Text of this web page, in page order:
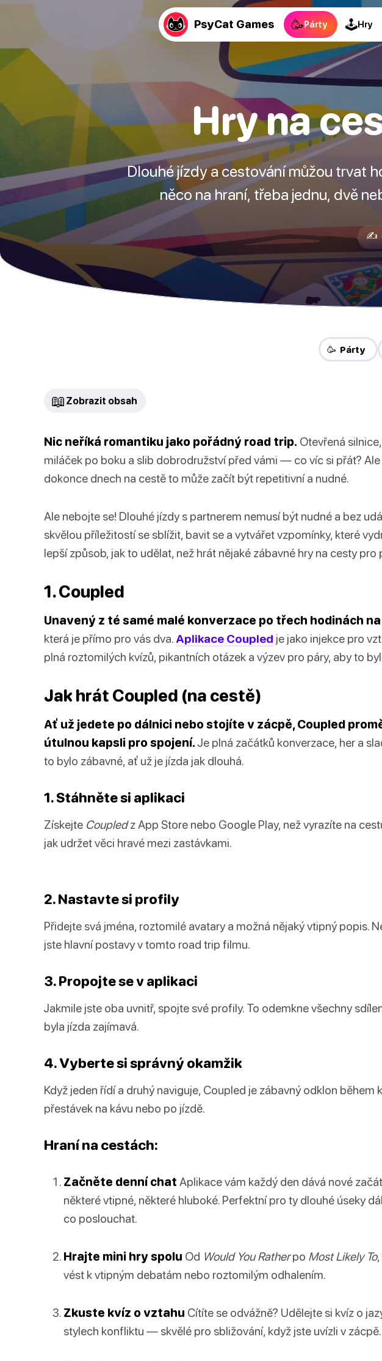
PsyCat Games 🥳Párty 🕹Hry
Hry na
Dlouhé jízdy a cestování můžou trvat
něco na hraní, třeba jednu, dvě
✍️
🥳 Párty
📖 Zobrazit obsah
Nic neříká romantiku jako pořádný road trip. Otevřená
miláček po boku a slib dobrodružství před vámi — co víc si přát?
dokonce dnech na cestě to může začít být repetitivní a nudné.
Ale nebojte se! Dlouhé jízdy s partnerem nemusí být nudné a bez
skvělou příležitostí se sblížit, bavit se a vytvářet vzpomínky, které
lepší způsob, jak to udělat, než hrát nějaké zábavné hry na cesty pro
1. Coupled
Unavený z té samé malé konverzace po třech hodinách
která je přímo pro vás dva. Aplikace Coupled je jako injekce pro
plná roztomilých kvízů, pikantních otázek a výzev pro páry, aby to
Jak hrát Coupled (na cestě)
Ať už jedete po dálnici nebo stojíte v zácpě, Coupled
útulnou kapsli pro spojení. Je plná začátků konverzace, her a
to bylo zábavné, ať už je jízda jak dlouhá.
1. Stáhněte si aplikaci
Získejte Coupledz App Store nebo Google Play, než vyrazíte na
jak udržet věci hravé mezi zastávkami.
2. Nastavte si profily
Přidejte svá jména, roztomilé avatary a možná nějaký vtipný popis.
jste hlavní postavy v tomto road trip filmu.
3. Propojte se v aplikaci
Jakmile jste oba uvnitř, spojte své profily. To odemkne všechny
byla jízda zajímavá.
4. Vyberte si správný okamžik
Když jeden řídí a druhý naviguje, Coupled je zábavný odklon během
přestávek na kávu nebo po jízdě.
Hraní na cestách:
Začněte denní chat Aplikace vám každý den dává nové
některé vtipné, některé hluboké. Perfektní pro ty dlouhé úseky
co poslouchat.
Hrajte mini hry spolu Od Would You Ratherpo Most Likely To
vést k vtipným debatám nebo roztomilým odhalením.
Zkuste kvíz o vztahu Cítíte se odvážně? Udělejte si kvíz o
stylech konfliktu — skvělé pro sbližování, když jste uvízli v zácpě.